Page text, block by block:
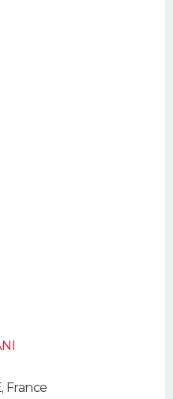
, France